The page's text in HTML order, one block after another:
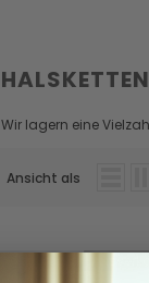
HALSKETTEN
Wir lagern eine
Ansicht als